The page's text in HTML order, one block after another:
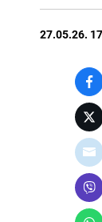
27.05.26.